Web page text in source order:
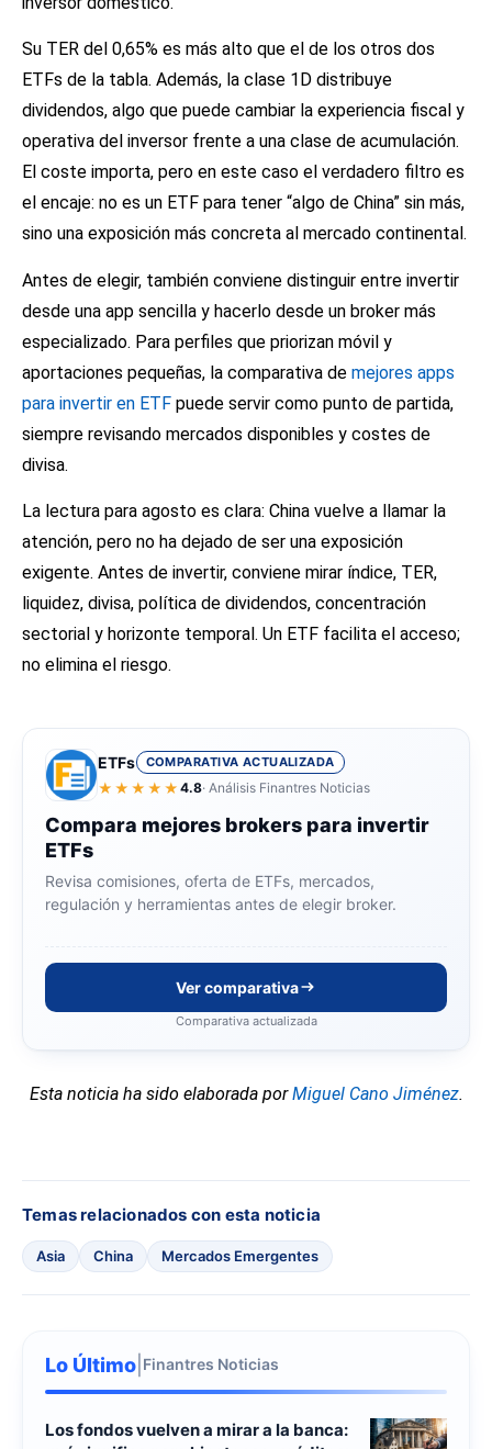
Su TER del 0,65% es más alto que el de los otros dos
ETFs de la tabla. Además, la clase 1D distribuye
dividendos, algo que puede cambiar la experiencia fiscal y
operativa del inversor frente a una clase de acumulación.
El coste importa, pero en este caso el verdadero filtro es
el encaje: no es un ETF para tener “algo de China” sin más,
sino una exposición más concreta al mercado continental.
Antes de elegir, también conviene distinguir entre invertir
desde una app sencilla y hacerlo desde un broker más
especializado. Para perfiles que priorizan móvil y
aportaciones pequeñas, la comparativa de mejores apps
para invertir en ETF puede servir como punto de partida,
siempre revisando mercados disponibles y costes de
divisa.
La lectura para agosto es clara: China vuelve a llamar la
atención, pero no ha dejado de ser una exposición
exigente. Antes de invertir, conviene mirar índice, TER,
liquidez, divisa, política de dividendos, concentración
sectorial y horizonte temporal. Un ETF facilita el acceso;
no elimina el riesgo.
ETFs COMPARATIVA ACTUALIZADA
★★★★★ 4.8· Análisis Finantres Noticias
Compara mejores brokers para invertir
ETFs
Revisa comisiones, oferta de ETFs, mercados,
regulación y herramientas antes de elegir broker.
Ver comparativa
Comparativa actualizada
Esta noticia ha sido elaborada porMiguel Cano Jiménez.
Temas relacionados con esta noticia
Asia China Mercados Emergentes
Lo Último Finantres Noticias
Los fondos vuelven a mirar a la banca: